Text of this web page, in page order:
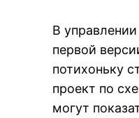
В
первой
потихоньку
проект по
могут